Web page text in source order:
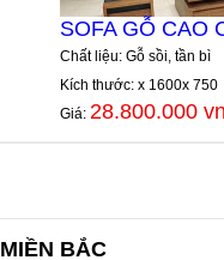
SOFA GỖ CAO
Chất liệu: Gỗ sồi, tần bì
Kích thước: x 1600x 750
Giá: 28.800.000
MIỀN BẮC